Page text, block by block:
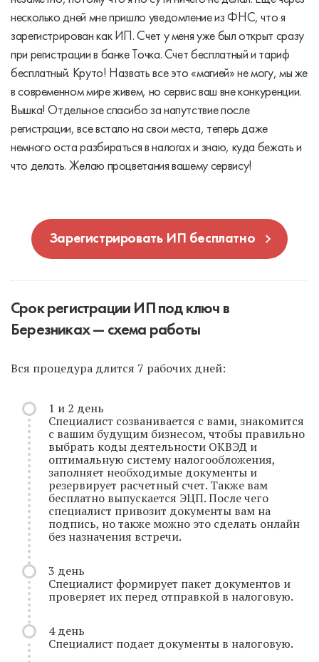
несколько дней мне пришло уведомление из ФНС, что я
зарегистрирован как ИП. Счет у меня уже был открыт сразу
при регистрации в банке Точка. Счет бесплатный и тариф
бесплатный. Круто! Назвать все это «магией» не могу, мы же
в современном мире живем, но сервис ваш вне конкуренции.
Вышка! Отдельное спасибо за напутствие после
регистрации, все встало на свои места, теперь даже
немного оста разбираться в налогах и знаю, куда бежать и
что делать. Желаю процветания вашему сервису!
Зарегистрировать ИП бесплатно
Срок регистрации ИП под ключ в
Березниках — схема работы
Вся процедура длится 7 рабочих дней:
1 и 2 день
Специалист созванивается с вами, знакомится
с вашим будущим бизнесом, чтобы правильно
выбрать коды деятельности ОКВЭД и
оптимальную систему налогообложения,
заполняет необходимые документы и
резервирует расчетный счет. Также вам
бесплатно выпускается ЭЦП. После чего
специалист привозит документы вам на
подпись, но также можно это сделать онлайн
без назначения встречи.
3 день
Специалист формирует пакет документов и
проверяет их перед отправкой в налоговую.
4 день
Специалист подает документы в налоговую.